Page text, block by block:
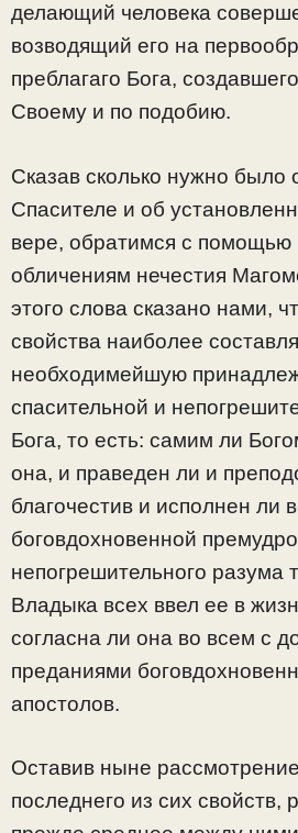
делающий человека
возводящий его на
преблагаго Бога,
Своему и по подобию.
Сказав сколько нужно было
Спасителе и об
вере, обратимся с
обличениям нечестия
этого слова сказано нами,
свойства наиболее
необходимейшую
спасительной и
Бога, то есть: самим ли
она, и праведен ли и
благочестив и исполнен ли
боговдохновенной
непогрешительного разума
Владыка всех ввел ее в
согласна ли она во всем с
преданиями
апостолов.
Оставив ныне
последнего из сих свойств,